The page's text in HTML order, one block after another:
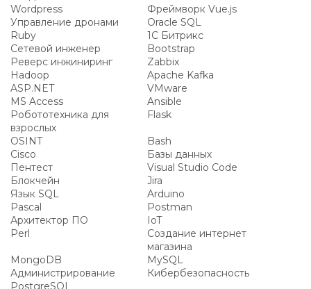
Wordpress
Фреймворк Vue.js
Управление дронами
Oracle SQL
Ruby
1С Битрикс
Сетевой инженер
Bootstrap
Реверс инжиниринг
Zabbix
Hadoop
Apache Kafka
ASP.NET
VMware
MS Access
Ansible
Робототехника для
взрослых
Flask
OSINT
Bash
Cisco
Базы данных
Пентест
Visual Studio Code
Блокчейн
Jira
Язык SQL
Arduino
Pascal
Postman
Архитектор ПО
IoT
Perl
Создание интернет
магазина
MongoDB
MySQL
Администрирование
PostgreSQL
Кибербезопасность